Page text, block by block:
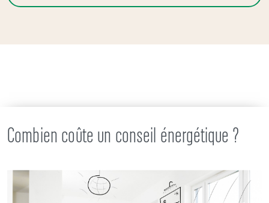
Combien coûte un conseil énergétique ?